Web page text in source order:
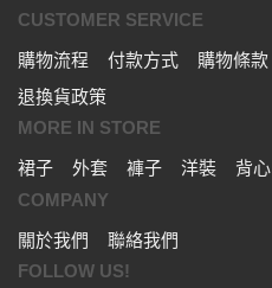
CUSTOMER SERVICE
購物流程
付款方式 購物條款
退換貨政策
MORE IN STORE
裙子
外套 褲子 洋裝 背心
COMPANY
關於我們
聯絡我們
FOLLOW US!